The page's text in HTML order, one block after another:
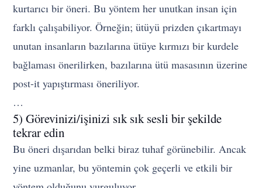
kurtarıcı bir öneri. Bu yöntem her unutkan insan için
farklı çalışabiliyor. Örneğin; ütüyü prizden çıkartmayı
unutan insanların bazılarına ütüye kırmızı bir kurdele
bağlaması önerilirken, bazılarına ütü masasının üzerine
post-it yapıştırması öneriliyor.
…
5) Görevinizi/işinizi sık sık sesli bir şekilde
tekrar edin
Bu öneri dışarıdan belki biraz tuhaf görünebilir. Ancak
yine uzmanlar, bu yöntemin çok geçerli ve etkili bir